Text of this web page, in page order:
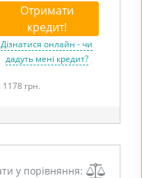
Отримати
кредит!
Дізнатися онлайн - чи
дадуть мені кредит?
1178 грн.
у порівняння: